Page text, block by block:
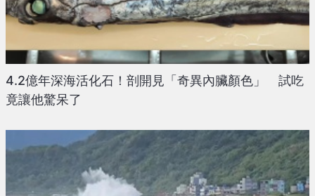
4.2億年深海活化石！剖開見「奇異內臟顏色」 試吃
竟讓他驚呆了